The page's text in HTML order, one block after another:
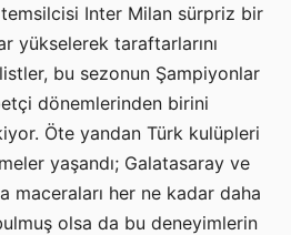
Inter Milan sürpriz bir
yükselerek taraftarlarını
bu sezonun Şampiyonlar
dönemlerinden birini
Öte yandan Türk kulüpleri
yaşandı; Galatasaray ve
maceraları her ne kadar daha
olsa da bu deneyimlerin